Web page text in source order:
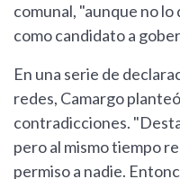
comunal, "aunque no
como candidato a
En una serie de
redes, Camargo
contradicciones.
pero al mismo tiempo
permiso a nadie.